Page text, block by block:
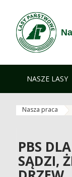
NASZE LASY
Nasza praca
PBS
SĄDZI,